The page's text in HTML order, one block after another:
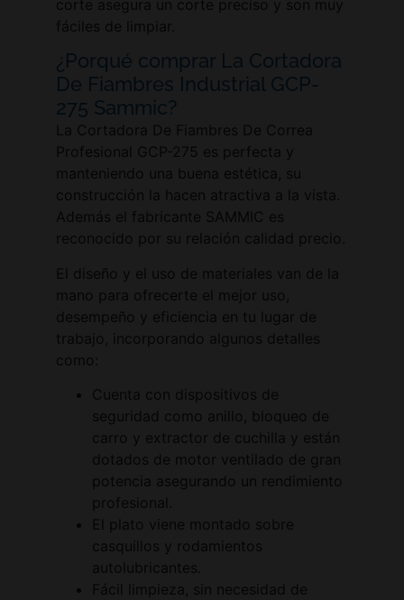
corte asegura un corte preciso y son muy
fáciles de limpiar.
¿Porqué comprar La Cortadora
De Fiambres Industrial GCP-
275 Sammic?
La Cortadora De Fiambres De Correa
Profesional GCP-275 es perfecta y
manteniendo una buena estética, su
construcción la hacen atractiva a la vista.
Además el fabricante SAMMIC es
reconocido por su relación calidad precio.
El diseño y el uso de materiales van de la
mano para ofrecerte el mejor uso,
desempeño y eficiencia en tu lugar de
trabajo, incorporando algunos detalles
como:
Cuenta con dispositivos de
seguridad como anillo, bloqueo de
carro y extractor de cuchilla y están
dotados de motor ventilado de gran
potencia asegurando un rendimiento
profesional.
El plato viene montado sobre
casquillos y rodamientos
autolubricantes.
Fácil limpieza, sin necesidad de